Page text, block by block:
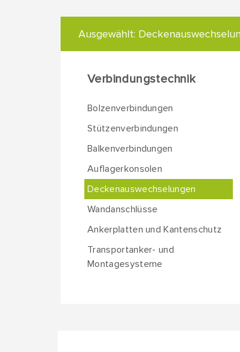
Ausgewählt:
Verbindungstechnik
Bolzenverbindungen
Stützenverbindungen
Balkenverbindungen
Auflagerkonsolen
Deckenauswechselungen
Wandanschlüsse
Ankerplatten und Kantenschutz
Transportanker- und
Montagesysteme